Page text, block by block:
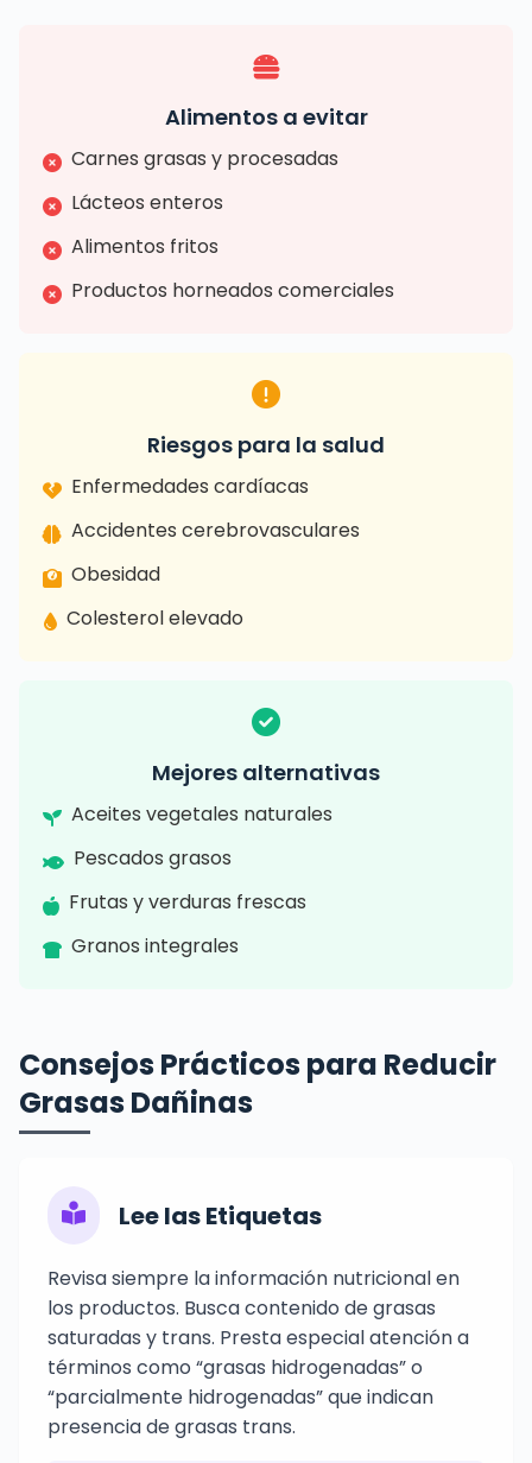
Alimentos a evitar
Carnes grasas y procesadas
Lácteos enteros
Alimentos fritos
Productos horneados comerciales
Riesgos para la salud
Enfermedades cardíacas
Accidentes cerebrovasculares
Obesidad
Colesterol elevado
Mejores alternativas
Aceites vegetales naturales
Pescados grasos
Frutas y verduras frescas
Granos integrales
Consejos Prácticos para Reducir
Grasas Dañinas
Lee las Etiquetas
Revisa siempre la información nutricional en
los productos. Busca contenido de grasas
saturadas y trans. Presta especial atención a
términos como “grasas hidrogenadas” o
“parcialmente hidrogenadas” que indican
presencia de grasas trans.